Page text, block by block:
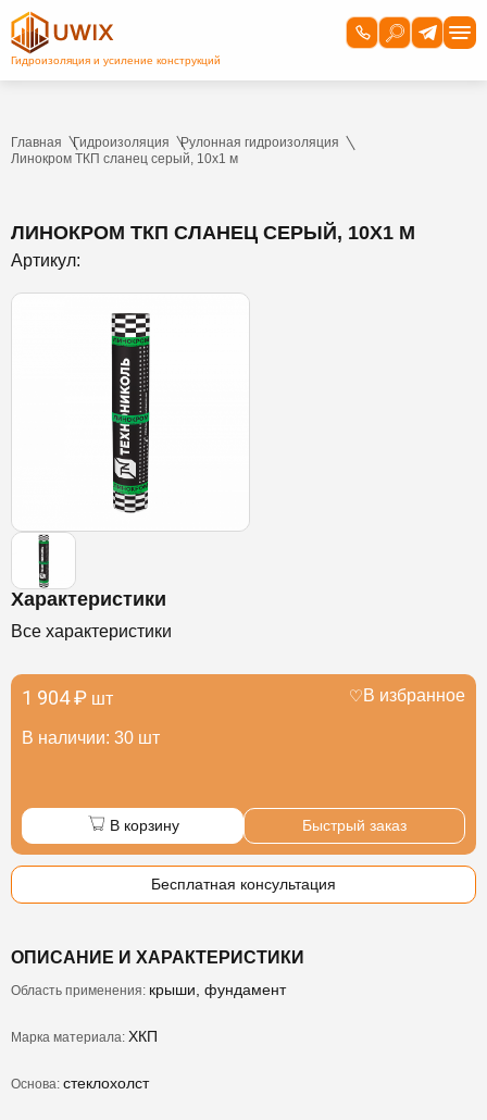
Главная Гидроизоляция
Рулонная гидроизоляция
Линокром ТКП сланец серый, 10х1 м
ЛИНОКРОМ ТКП СЛАНЕЦ СЕРЫЙ, 10Х1 М
Артикул:
Характеристики
Все характеристики
1 904 ₽ шт
В наличии: 30 шт
В избранное
В корзину Быстрый заказ
Бесплатная консультация
ОПИСАНИЕ И ХАРАКТЕРИСТИКИ
Область применения: крыши, фундамент
Марка материала: ХКП
Основа: стеклохолст